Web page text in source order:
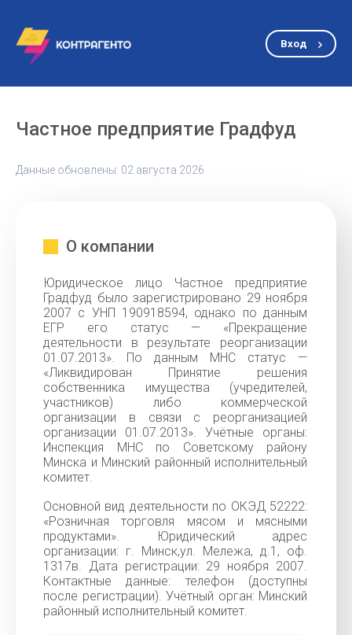
Вход
Частное предприятие Градфуд
Данные обновлены: 02 августа 2026
О компании
Юридическое лицо Частное предприятие
Градфуд было зарегистрировано 29 ноября
2007 с УНП 190918594, однако по данным
ЕГР его статус — «Прекращение
деятельности в результате реорганизации
01.07.2013». По данным МНС статус —
«Ликвидирован Принятие решения
собственника имущества (учредителей,
участников) либо коммерческой
организации в связи с реорганизацией
организации 01.07.2013». Учётные органы:
Инспекция МНС по Советскому району
Минска и Минский районный исполнительный
комитет.
Основной вид деятельности по ОКЭД 52222:
«Розничная торговля мясом и мясными
продуктами». Юридический адрес
организации: г. Минск,ул. Мележа, д.1, оф.
1317в. Дата регистрации: 29 ноября 2007.
Контактные данные: телефон (доступны
после регистрации). Учётный орган: Минский
районный исполнительный комитет.